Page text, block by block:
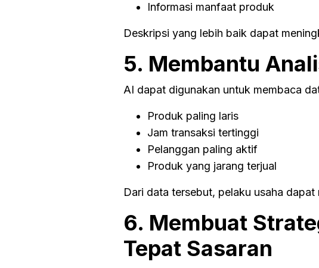
Informasi manfaat produk
Deskripsi yang lebih baik dapat
5. Membantu
AI dapat digunakan untuk membaca
Produk paling laris
Jam transaksi tertinggi
Pelanggan paling aktif
Produk yang jarang terjual
Dari data tersebut, pelaku usaha
6. Membuat
Tepat Sasaran